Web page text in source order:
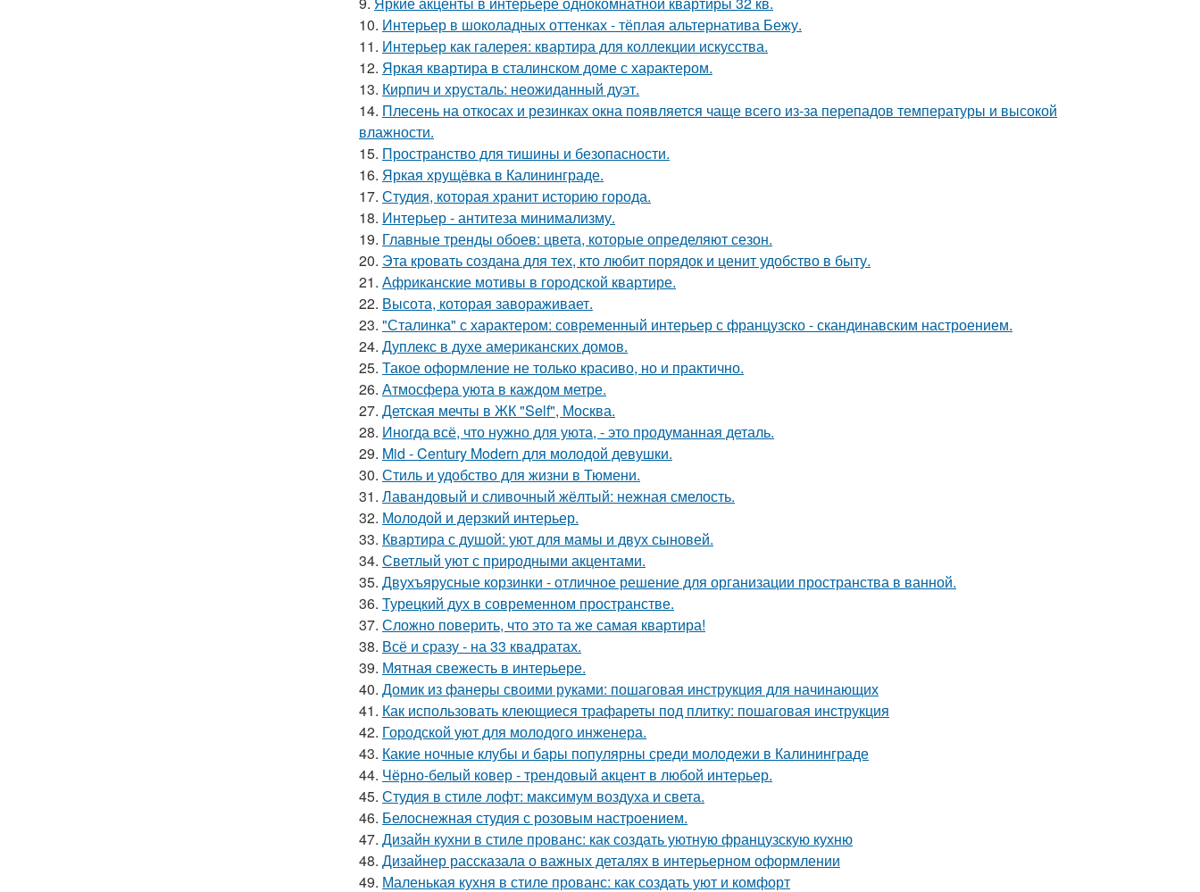
10. Интерьер в шоколадных оттенках - тёплая альтернатива Бежу.
11. Интерьер как галерея: квартира для коллекции искусства.
12. Яркая квартира в сталинском доме с характером.
13. Кирпич и хрусталь: неожиданный дуэт.
14. Плесень на откосах и резинках окна появляется чаще всего из-за перепадов температуры и высокой
влажности.
15. Пространство для тишины и безопасности.
16. Яркая хрущёвка в Калининграде.
17. Студия, которая хранит историю города.
18. Интерьер - антитеза минимализму.
19. Главные тренды обоев: цвета, которые определяют сезон.
20. Эта кровать создана для тех, кто любит порядок и ценит удобство в быту.
21. Африканские мотивы в городской квартире.
22. Высота, которая завораживает.
23. "Сталинка" с характером: современный интерьер с французско - скандинавским настроением.
24. Дуплекс в духе американских домов.
25. Такое оформление не только красиво, но и практично.
26. Атмосфера уюта в каждом метре.
27. Детская мечты в ЖК "Self", Москва.
28. Иногда всё, что нужно для уюта, - это продуманная деталь.
29. Mid - Century Modern для молодой девушки.
30. Стиль и удобство для жизни в Тюмени.
31. Лавандовый и сливочный жёлтый: нежная смелость.
32. Молодой и дерзкий интерьер.
33. Квартира с душой: уют для мамы и двух сыновей.
34. Светлый уют с природными акцентами.
35. Двухъярусные корзинки - отличное решение для организации пространства в ванной.
36. Турецкий дух в современном пространстве.
37. Сложно поверить, что это та же самая квартира!
38. Всё и сразу - на 33 квадратах.
39. Мятная свежесть в интерьере.
40. Домик из фанеры своими руками: пошаговая инструкция для начинающих
41. Как использовать клеющиеся трафареты под плитку: пошаговая инструкция
42. Городской уют для молодого инженера.
43. Какие ночные клубы и бары популярны среди молодежи в Калининграде
44. Чёрно-белый ковер - трендовый акцент в любой интерьер.
45. Студия в стиле лофт: максимум воздуха и света.
46. Белоснежная студия с розовым настроением.
47. Дизайн кухни в стиле прованс: как создать уютную французскую кухню
48. Дизайнер рассказала о важных деталях в интерьерном оформлении
49. Маленькая кухня в стиле прованс: как создать уют и комфорт